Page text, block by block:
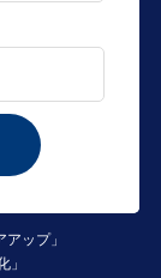
ップ」
」